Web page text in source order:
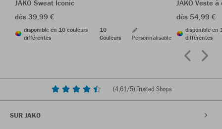
JAKO Sweat Iconic
dès 39,99 €
disponible en 10 couleurs
différentes
10
Couleurs
Personnalisable
JAKO Veste
dès 54,99 €
disponible en
différentes
(4,61/5) Trusted Shops
SUR JAKO